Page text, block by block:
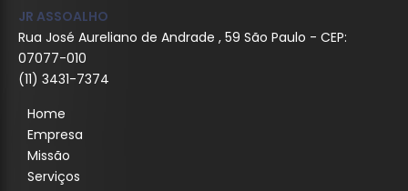
JR ASSOALHO
Rua José Aureliano de Andrade , 59 São Paulo - CEP:
07077-010
(11) 3431-7374
Home
Empresa
Missão
Serviços